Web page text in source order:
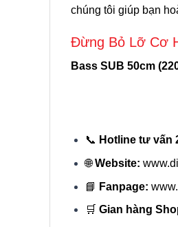
chúng tôi giúp bạn
Đừng Bỏ Lỡ Cơ
Bass SUB 50cm
📞 Hotline tư vấn
🌐Website:
📘 Fanpage:
🛒 Gian hàng